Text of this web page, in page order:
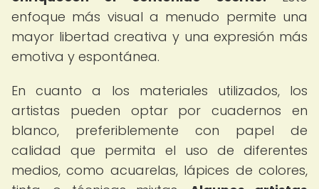
enfoque más visual a menudo permite una
mayor libertad creativa y una expresión más
emotiva y espontánea.
En cuanto a los materiales utilizados, los
artistas pueden optar por cuadernos en
blanco, preferiblemente con papel de
calidad que permita el uso de diferentes
medios, como acuarelas, lápices de colores,